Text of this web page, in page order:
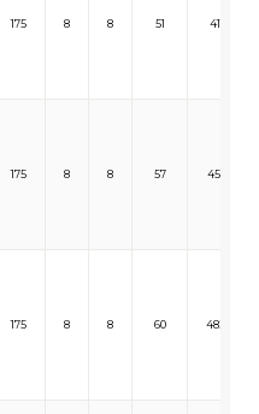
175 8 8 51 411
175 8 8 57 455
175 8 8 60 482